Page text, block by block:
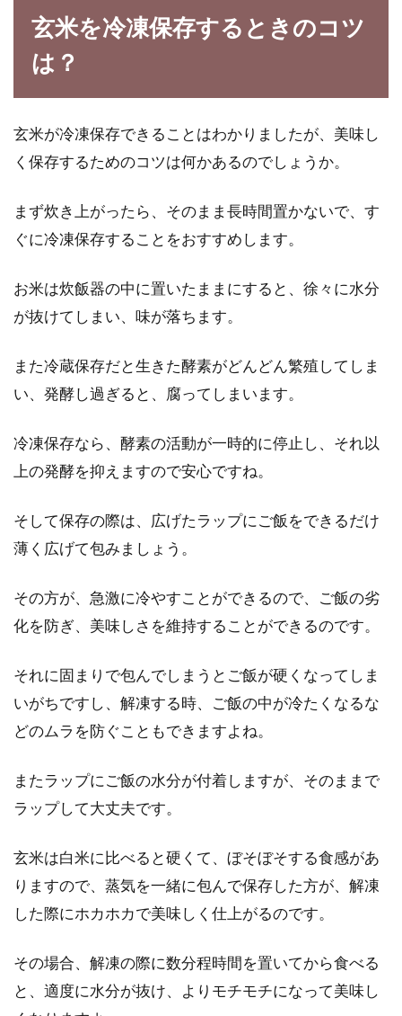
毎日食べると体に影響は？
いと言われていますよね。どちらも毎日の食事
冷蔵庫を使うのがお勧め！
米を美味しく食べ続けたいものですね。では、
美味...
玄米を冷凍保存するときのコツ
は？
玄米が冷凍保存できることはわかりましたが、美味し
く保存するためのコツは何かあるのでしょうか。
まず炊き上がったら、そのまま長時間置かないで、す
ぐに冷凍保存することをおすすめします。
お米は炊飯器の中に置いたままにすると、徐々に水分
が抜けてしまい、味が落ちます。
また冷蔵保存だと生きた酵素がどんどん繁殖してしま
い、発酵し過ぎると、腐ってしまいます。
冷凍保存なら、酵素の活動が一時的に停止し、それ以
上の発酵を抑えますので安心ですね。
そして保存の際は、広げたラップにご飯をできるだけ
薄く広げて包みましょう。
その方が、急激に冷やすことができるので、ご飯の劣
化を防ぎ、美味しさを維持することができるのです。
それに固まりで包んでしまうとご飯が硬くなってしま
いがちですし、解凍する時、ご飯の中が冷たくなるな
どのムラを防ぐこともできますよね。
またラップにご飯の水分が付着しますが、そのままで
ラップして大丈夫です。
玄米は白米に比べると硬くて、ぼそぼそする食感があ
りますので、蒸気を一緒に包んで保存した方が、解凍
した際にホカホカで美味しく仕上がるのです。
その場合、解凍の際に数分程時間を置いてから食べる
と、適度に水分が抜け、よりモチモチになって美味し